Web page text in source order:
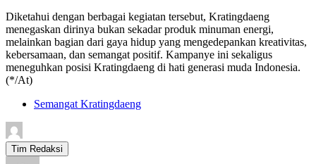
Diketahui dengan berbagai kegiatan tersebut, Kratingdaeng
menegaskan dirinya bukan sekadar produk minuman energi,
melainkan bagian dari gaya hidup yang mengedepankan kreativitas,
kebersamaan, dan semangat positif. Kampanye ini sekaligus
meneguhkan posisi Kratingdaeng di hati generasi muda Indonesia.
(*/At)
Semangat Kratingdaeng
Tim Redaksi